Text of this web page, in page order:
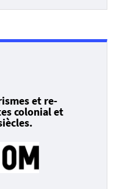
et re-
colonial et